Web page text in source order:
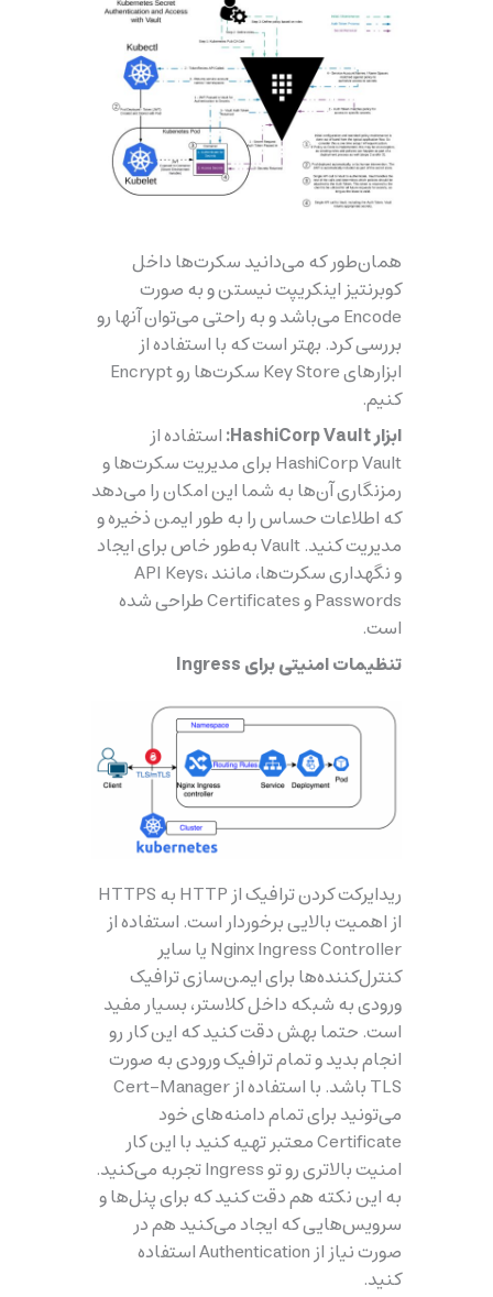
همان‌طور که می‌دانید سکرت‌ها داخل
کوبرنتیز اینکریپت نیستن و به صورت
Encode می‌باشد و به راحتی می‌توان آنها رو
بررسی کرد. بهتر است که با استفاده از
ابزارهای Key Store سکرت‌ها رو Encrypt
کنیم.
ابزار HashiCorp Vault:
استفاده از
HashiCorp Vault برای مدیریت سکرت‌ها و
رمزنگاری آن‌ها به شما این امکان را می‌دهد
که اطلاعات حساس را به طور ایمن ذخیره و
مدیریت کنید. Vault به‌طور خاص برای ایجاد
و نگهداری سکرت‌ها، مانند API Keys،
Passwords و Certificates طراحی شده
است.
تنظيمات امنیتی برای Ingress
ریدایرکت کردن ترافیک از HTTP به HTTPS
از اهمیت بالایی برخوردار است. استفاده از
Nginx Ingress Controller یا سایر
کنترل‌کننده‌ها برای ایمن‌سازی ترافیک
ورودی به شبکه داخل کلاستر، بسیار مفید
است. حتما بهش دقت کنید که این کار رو
انجام بدید و تمام ترافیک ورودی به صورت
TLS باشد. با استفاده از Cert-Manager
می‌تونید برای تمام دامنه‌های خود
Certificate معتبر تهیه کنید با این کار
امنیت بالاتری رو تو Ingress تجربه می‌کنید.
به این نکته هم دقت کنید که برای پنل‌ها و
سرویس‌هایی که ایجاد می‌کنید هم در
صورت نیاز از Authentication استفاده
کنید.